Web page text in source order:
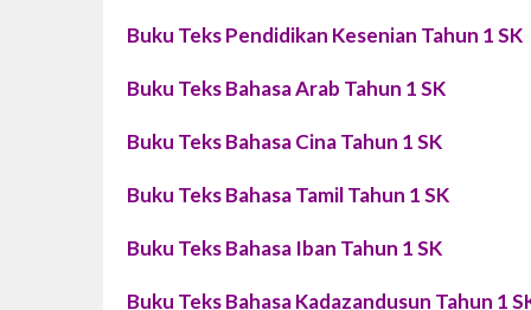
Buku Teks Pendidikan Kesenian Tahun 1 SK
Buku Teks Bahasa Arab Tahun 1 SK
Buku Teks Bahasa Cina Tahun 1 SK
Buku Teks Bahasa Tamil Tahun 1 SK
Buku Teks Bahasa Iban Tahun 1 SK
Buku Teks Bahasa Kadazandusun Tahun 1